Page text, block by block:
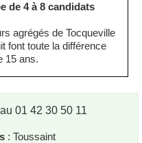
de 4 à 8 candidats
agrégés de Tocqueville
font toute la différence
15 ans.
01 42 30 50 11
: Toussaint